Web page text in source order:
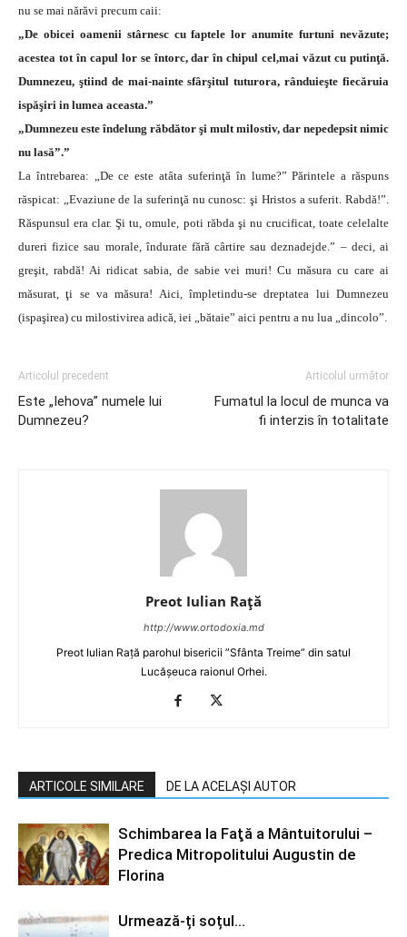
nu se mai nărăvi precum caii:
„De obicei oamenii stârnesc cu faptele lor anumite furtuni nevăzute;
acestea tot în capul lor se întorc, dar în chipul cel,mai văzut cu putinţă.
Dumnezeu, ştiind de mai-nainte sfârşitul tuturora, rânduieşte fiecăruia
ispăşiri in lumea aceasta.”
„Dumnezeu este îndelung răbdător şi mult milostiv, dar nepedepsit nimic
nu lasă”.”
La întrebarea: „De ce este atâta suferinţă în lume?” Părintele a răspuns
răspicat: „Evaziune de la suferinţă nu cunosc: şi Hristos a suferit. Rabdă!”.
Răspunsul era clar. Şi tu, omule, poti răbda şi nu crucificat, toate celelalte
dureri fizice sau morale, îndurate fără cârtire sau deznadejde.” – deci, ai
greşit, rabdă! Ai ridicat sabia, de sabie vei muri! Cu măsura cu care ai
măsurat, ţi se va măsura! Aici, împletindu-se dreptatea lui Dumnezeu
(ispaşirea) cu milostivirea adică, iei „bătaie” aici pentru a nu lua „dincolo”.
Articolul precedent
Este „Iehova” numele lui
Dumnezeu?
Articolul următor
Fumatul la locul de munca va
fi interzis în totalitate
Preot Iulian Raţă
http://www.ortodoxia.md
Preot Iulian Rață parohul bisericii ”Sfânta Treime” din satul
Lucășeuca raionul Orhei.
ARTICOLE SIMILARE DE LA ACELAȘI AUTOR
Schimbarea la Faţă a Mântuitorului –
Predica Mitropolitului Augustin de
Florina
Urmează-ți soțul…